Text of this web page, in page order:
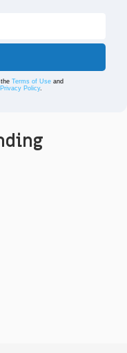
theTerms of Use and
Privacy Policy.